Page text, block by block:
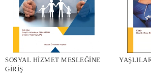
SOSYAL HİZMET MESLEĞİNE
GİRİŞ